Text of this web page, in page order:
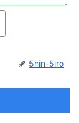
5nin-5iro